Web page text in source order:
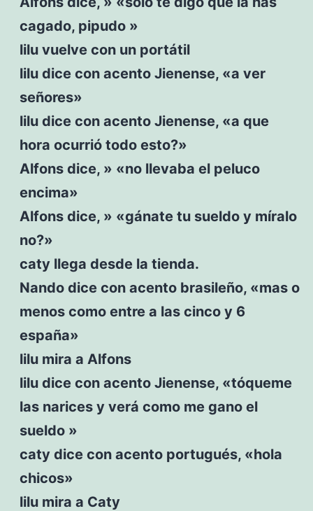
cagado, pipudo »
lilu vuelve con un portátil
lilu dice con acento Jienense, «a ver
señores»
lilu dice con acento Jienense, «a que
hora ocurrió todo esto?»
Alfons dice, » «no llevaba el peluco
encima»
Alfons dice, » «gánate tu sueldo y míralo
no?»
caty llega desde la tienda.
Nando dice con acento brasileño, «mas o
menos como entre a las cinco y 6
españa»
lilu mira a Alfons
lilu dice con acento Jienense, «tóqueme
las narices y verá como me gano el
sueldo »
caty dice con acento portugués, «hola
chicos»
lilu mira a Caty